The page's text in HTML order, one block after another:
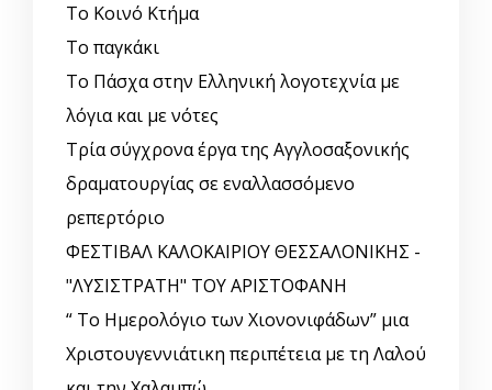
Το Κοινό Κτήμα
Το παγκάκι
Το Πάσχα στην Ελληνική λογοτεχνία με
λόγια και με νότες
Τρία σύγχρονα έργα της Αγγλοσαξονικής
δραματουργίας σε εναλλασσόμενο
ρεπερτόριο
ΦΕΣΤΙΒΑΛ ΚΑΛΟΚΑΙΡΙΟΥ ΘΕΣΣΑΛΟΝΙΚΗΣ -
"ΛΥΣΙΣΤΡΑΤΗ" ΤΟΥ ΑΡΙΣΤΟΦΑΝΗ
“ Το Ημερολόγιο των Χιονονιφάδων” μια
Χριστουγεννιάτικη περιπέτεια με τη Λαλού